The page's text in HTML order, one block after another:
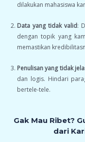
dilakukan mahasiswa
Data yang tidak valid:
dengan topik yang
memastikan
Penulisan yang tidak
dan logis. Hindari
bertele-tele.
Gak Mau Ribet?
dari